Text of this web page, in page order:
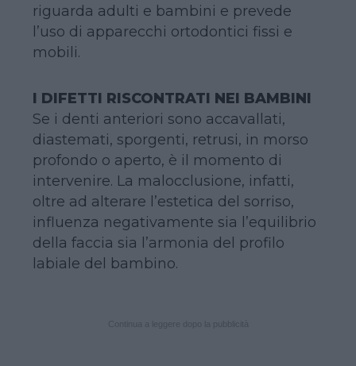
riguarda adulti e bambini e prevede
l’uso di apparecchi ortodontici fissi e
mobili.
I DIFETTI RISCONTRATI NEI BAMBINI
Se i denti anteriori sono accavallati,
diastemati, sporgenti, retrusi, in morso
profondo o aperto, è il momento di
intervenire. La malocclusione, infatti,
oltre ad alterare l’estetica del sorriso,
influenza negativamente sia l’equilibrio
della faccia sia l’armonia del profilo
labiale del bambino.